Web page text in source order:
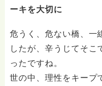
ーキを大切に
危うく、危ない橋、一
したが、辛うじてそこ
ったですね。
世の中、理性をキープ